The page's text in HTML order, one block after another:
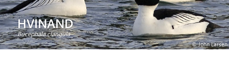
HVINAND
Bucephala clangula
© John Larsen